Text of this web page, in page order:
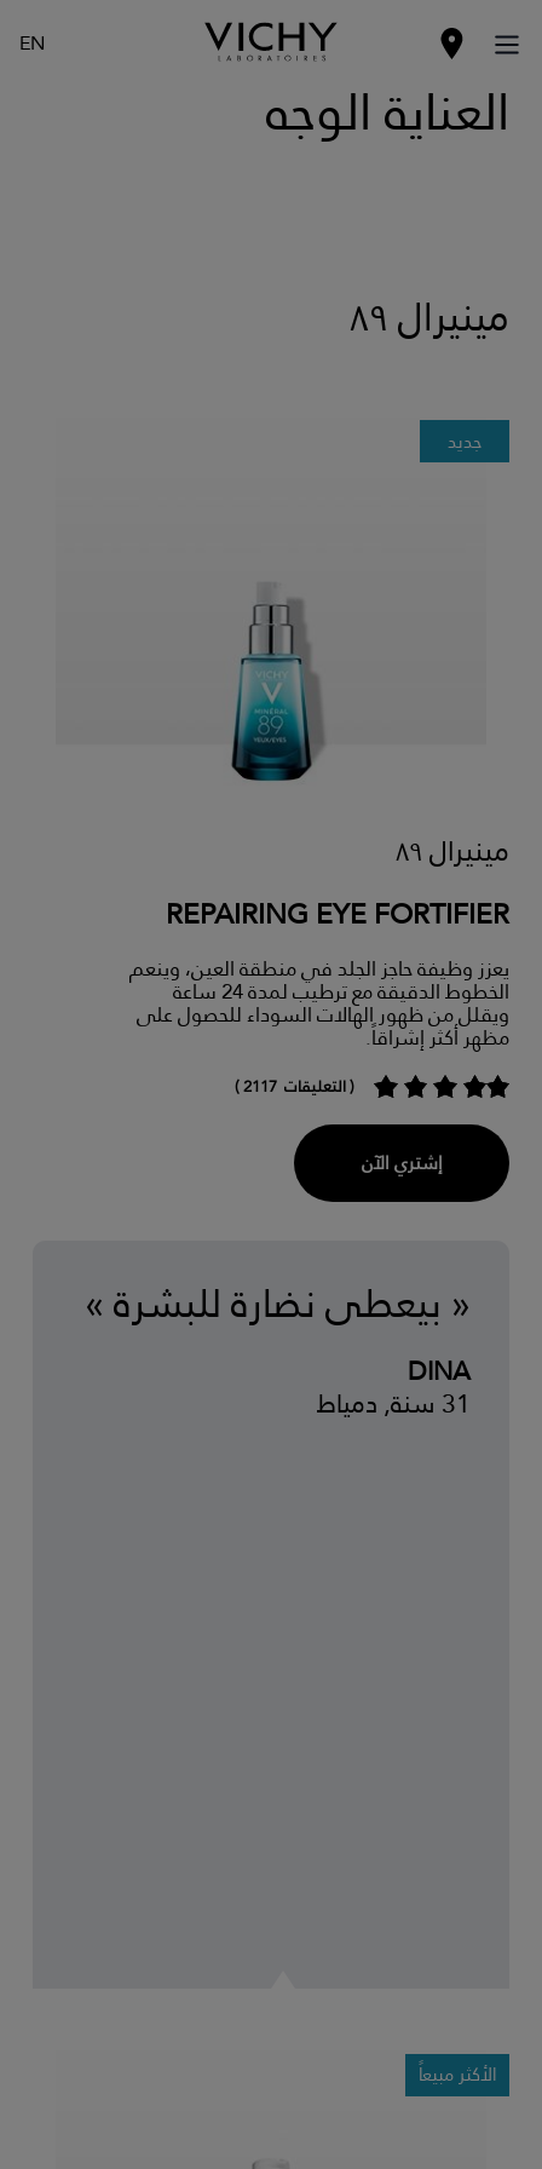
EN
العناية الوجه
مينيرال ٨٩
جديد
مينيرال ٨٩
REPAIRING EYE FORTIFIER
يعزز وظيفة حاجز الجلد في منطقة العين، وينعم
الخطوط الدقيقة مع ترطيب لمدة 24 ساعة
ويقلل من ظهور الهالات السوداء للحصول على
مظهر أكثر إشراقاً.
( التعليقات 2117 )
إشتري الآن
« بيعطي نضارة للبشرة »
DINA
31 سنة, دمياط
الأكثر مبيعاً